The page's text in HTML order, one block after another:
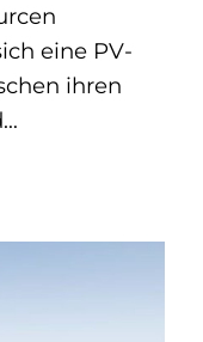
eine PV-
ihren